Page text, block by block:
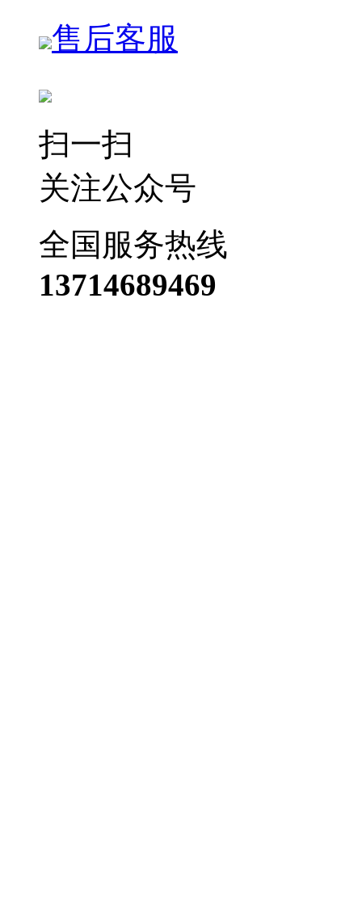
售后客服
扫一扫
关注公众号
全国服务热线
13714689469